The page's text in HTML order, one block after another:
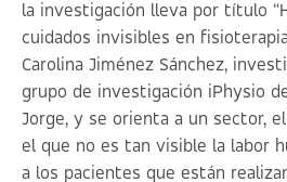
la investigación lleva por título “
cuidados invisibles en fisioterapia
Carolina Jiménez Sánchez,
grupo de investigación iPhysio
Jorge, y se orienta a un sector,
el que no es tan visible la labor
a los pacientes que están